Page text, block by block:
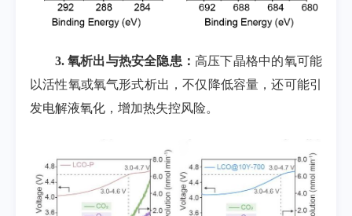
3. 氧析出与热安全隐患：高压下晶格中的氧可能
以活性氧或氧气形式析出，不仅降低容量，还可能引
发电解液氧化，增加热失控风险。